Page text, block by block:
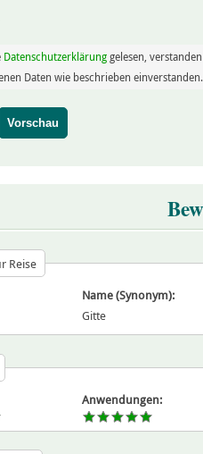
Datenschutzerklärung gelesen,
Daten wie beschrieben einverstanden.
Reise
Name (Synonym):
Gitte
Anwendungen: